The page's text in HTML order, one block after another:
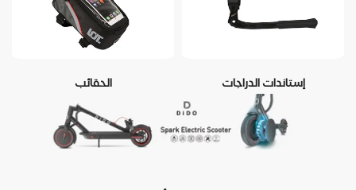
إستاندات الدراجات الحقائب